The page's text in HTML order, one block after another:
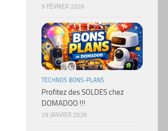
9 FÉVRIER 2026
TECHNOS BONS-PLANS
Profitez des SOLDES chez
DOMADOO !!!
29 JANVIER 2026